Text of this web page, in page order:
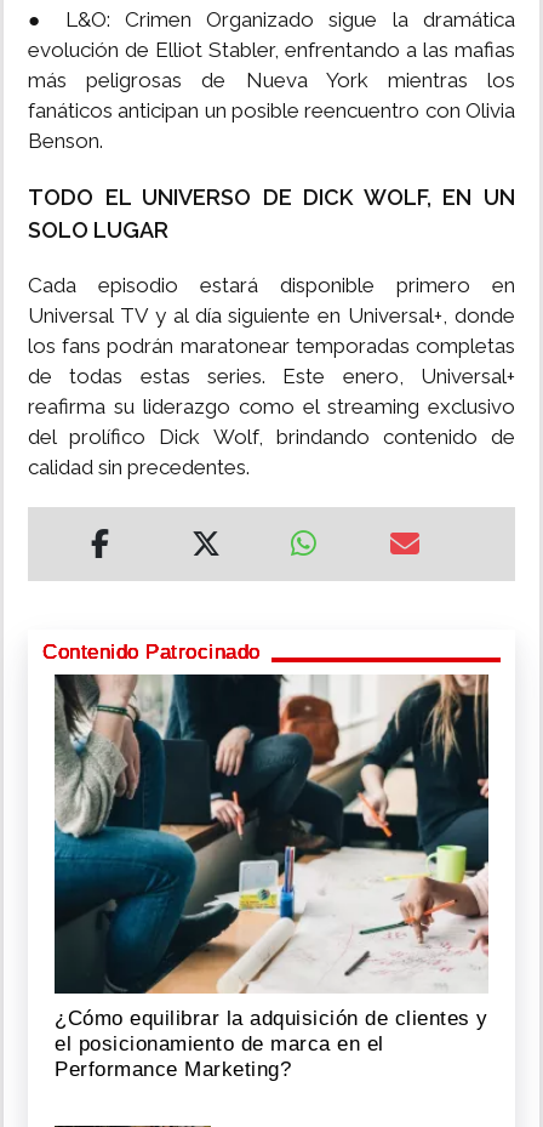
● L&O: Crimen Organizado sigue la dramática
evolución de Elliot Stabler, enfrentando a las mafias
más peligrosas de Nueva York mientras los
fanáticos anticipan un posible reencuentro con Olivia
Benson.
TODO EL UNIVERSO DE DICK WOLF, EN UN
SOLO LUGAR
Cada episodio estará disponible primero en
Universal TV y al día siguiente en Universal+, donde
los fans podrán maratonear temporadas completas
de todas estas series. Este enero, Universal+
reafirma su liderazgo como el streaming exclusivo
del prolífico Dick Wolf, brindando contenido de
calidad sin precedentes.
Contenido Patrocinado
¿Cómo equilibrar la adquisición de clientes y
el posicionamiento de marca en el
Performance Marketing?